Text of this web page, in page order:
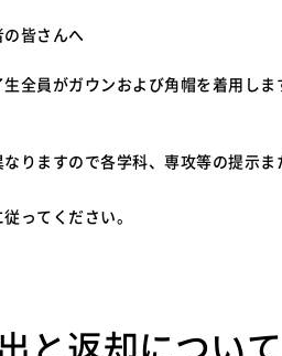
皆さんへ
全員がガウンおよび角帽を着用し
りますので各学科、専攻等の提示
ってください。